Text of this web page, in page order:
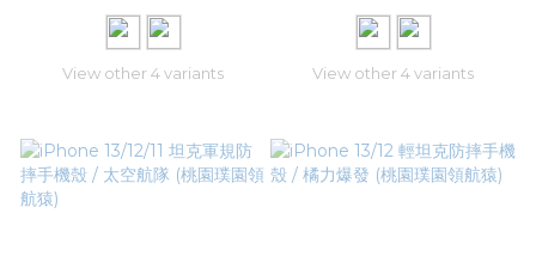
猿)
View other 4 variants
猿)
View other 4 variants